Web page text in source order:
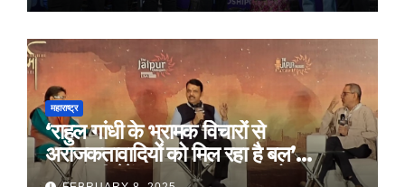
महाराष्ट्र
‘राहुल गांधी के भ्रामक विचारों से
अराजकतावादियों को मिल रहा है बल’
मुख्यमंत्री देवेंद्र फडणवीस का आरोप